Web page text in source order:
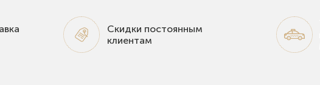
Скидки постоянным
клиентам